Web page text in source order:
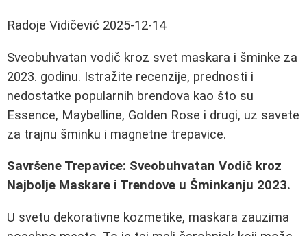
Radoje Vidičević 2025-12-14
Sveobuhvatan vodič kroz svet maskara i šminke za
2023. godinu. Istražite recenzije, prednosti i
nedostatke popularnih brendova kao što su
Essence, Maybelline, Golden Rose i drugi, uz savete
za trajnu šminku i magnetne trepavice.
Savršene Trepavice: Sveobuhvatan Vodič kroz
Najbolje Maskare i Trendove u Šminkanju 2023.
U svetu dekorativne kozmetike, maskara zauzima